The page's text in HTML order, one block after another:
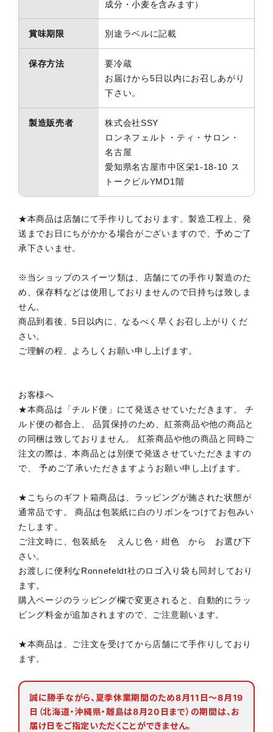
成分・小麦を含みます）
賞味期限 別途ラベルに記載
保存方法
要冷蔵
お届けから5日以内にお召しあがり
下さい。
製造販売者
株式会社SSY
ロンネフェルト・ティ・サロン・
名古屋
愛知県名古屋市中区栄1-18-10 ス
トークビルYMD1階
★本商品は店舗にて手作りしております。製造工程上、発
送までお日にちがかかる場合がございますので、予めご了
承下さいませ。
※当ショップのスイーツ類は、店舗にての手作り製造のた
め、保存料などは使用しておりませんので日持ちは致しま
せん。
商品到着後、5日以内に、なるべく早くお召し上がりくだ
さい。
ご理解の程、よろしくお願い申し上げます。
お客様へ
★本商品は「チルド便」にて発送させていただきます。 チ
ルド便の都合上、 品質保持のため、紅茶商品や他の商品と
の同梱は致しておりません。 紅茶商品や他の商品と同時ご
注文の際は、本商品とは別便で発送させていただきますの
で、 予めご了承いただきますようお願い申し上げます。
★こちらのギフト箱商品は、ラッピングが施された状態が
通常品です。 商品は包装紙に白のリボンをつけてお包みい
たします。
ご注文時に、包装紙を えんじ色・紺色 から お選び下
さい。
お渡しに便利なRonnefeldt社のロゴ入り袋も同封しており
ます。
購入ページのラッピング欄で変更されると、自動的にラッ
ピング料金が追加されますので、ご注意願います。
★本商品は、ご注文を受けてから店舗にて手作りしており
ます。
誠に勝手ながら、夏季休業期間のため8月11日〜8月19
日（北海道・沖縄県・離島は8月20日まで）の期間は、お
届け日をご指定いただくことができません。